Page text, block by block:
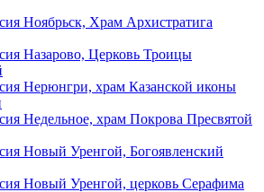
Ноябрьск, Храм Архистратига
Назарово, Церковь Троицы
Нерюнгри, храм Казанской иконы
Недельное, храм Покрова Пресвятой
Новый Уренгой, Богоявленский
Новый Уренгой, церковь Серафима